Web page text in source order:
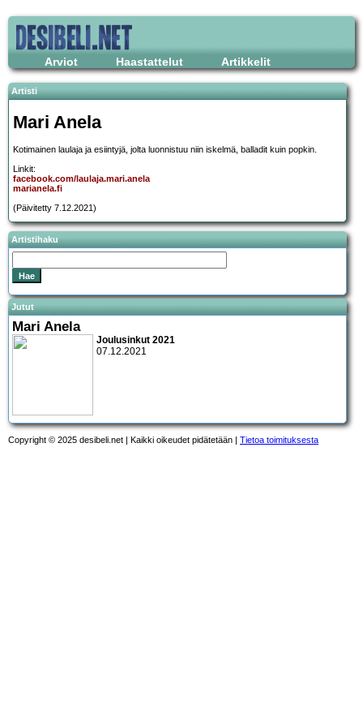
Arviot Haastattelut Artikkelit
Artisti
Mari Anela
Kotimainen laulaja ja esiintyjä, jolta luonnistuu niin iskelmä, balladit kuin popkin.
Linkit:
facebook.com/laulaja.mari.anela
marianela.fi
(Päivitetty 7.12.2021)
Artistihaku
Jutut
Mari Anela
Joulusinkut 2021
07.12.2021
Copyright © 2025 desibeli.net | Kaikki oikeudet pidätetään | Tietoa toimituksesta